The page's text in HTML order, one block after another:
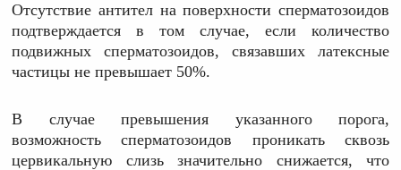
Отсутствие антител на поверхности сперматозоидов
подтверждается в том случае, если количество
подвижных сперматозоидов, связавших латексные
частицы не превышает 50%.
В случае превышения указанного порога,
возможность сперматозоидов проникать сквозь
цервикальную слизь значительно снижается, что